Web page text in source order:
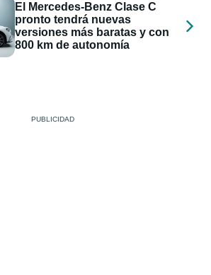
El Mercedes-Benz Clase C
pronto tendrá nuevas
versiones más baratas y con
800 km de autonomía